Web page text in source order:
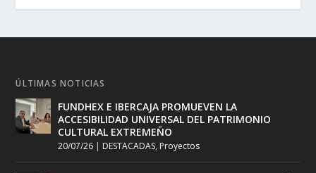
ÚLTIMAS NOTICIAS
FUNDHEX E IBERCAJA PROMUEVEN LA
ACCESIBILIDAD UNIVERSAL DEL PATRIMONIO
CULTURAL EXTREMEÑO
20/07/26 | DESTACADAS, Proyectos